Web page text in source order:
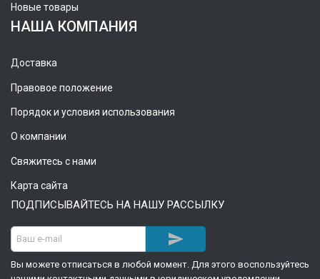
Новые товары
НАША КОМПАНИЯ
Доставка
Правовое положение
Порядок и условия использования
О компании
Свяжитесь с нами
Карта сайта
ПОДПИСЫВАЙТЕСЬ НА НАШУ РАССЫЛКУ

Вы можете отписаться в любой момент. Для этого воспользуйтесь